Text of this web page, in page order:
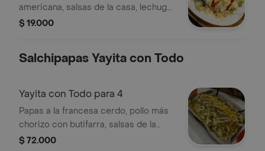
americana, salsas de la casa, lechuga
y queso
$ 19.000
Salchipapas Yayita con Todo
Yayita con Todo para 4
Papas a la francesa cerdo, pollo más
chorizo con butifarra, salsas de la
casa, queso, verduras y papa chongo
$ 72.000